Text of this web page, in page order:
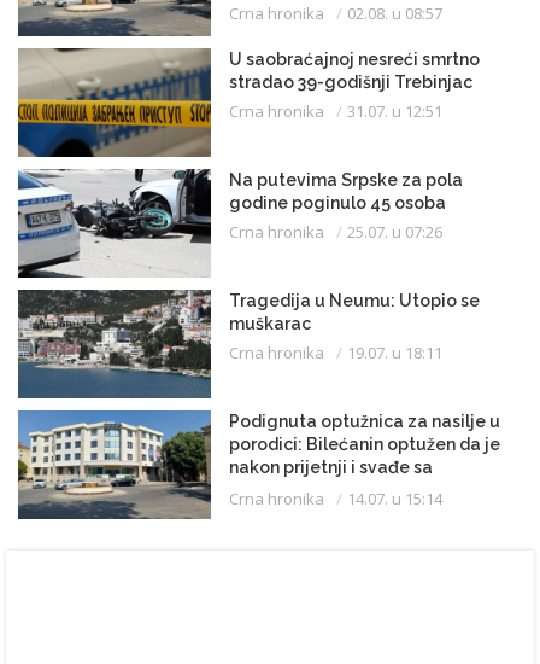
Crna hronika 02.08. u 08:57
U saobraćajnoj nesreći smrtno
stradao 39-godišnji Trebinjac
Crna hronika 31.07. u 12:51
Na putevima Srpske za pola
godine poginulo 45 osoba
Crna hronika 25.07. u 07:26
Tragedija u Neumu: Utopio se
muškarac
Crna hronika 19.07. u 18:11
Podignuta optužnica za nasilje u
porodici: Bilećanin optužen da je
nakon prijetnji i svađe sa
partnerkom zapalio kuću
Crna hronika 14.07. u 15:14